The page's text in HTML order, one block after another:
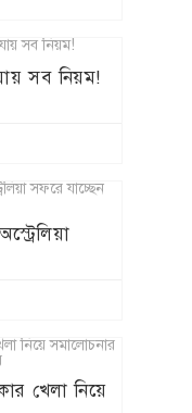
সব নিয়ম!
খেলা নিয়ে